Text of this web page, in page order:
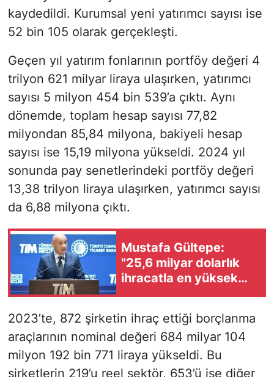
kaydedildi. Kurumsal yeni yatırımcı sayısı ise
52 bin 105 olarak gerçekleşti.
Geçen yıl yatırım fonlarının portföy değeri 4
trilyon 621 milyar liraya ulaşırken, yatırımcı
sayısı 5 milyon 454 bin 539’a çıktı. Aynı
dönemde, toplam hesap sayısı 77,82
milyondan 85,84 milyona, bakiyeli hesap
sayısı ise 15,19 milyona yükseldi. 2024 yıl
sonunda pay senetlerindeki portföy değeri
13,38 trilyon liraya ulaşırken, yatırımcı sayısı
da 6,88 milyona çıktı.
Mustafa Gültepe:
"25,6 milyar dolarlık
ihracatla en yüksek
2023’te, 872 şirketin ihraç ettiği borçlanma
araçlarının nominal değeri 684 milyar 104
milyon 192 bin 771 liraya yükseldi. Bu
şirketlerin 219’u reel sektör, 653’ü ise diğer